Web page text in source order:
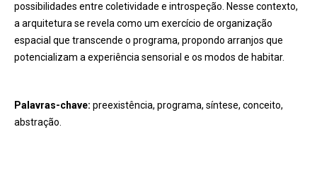
possibilidades entre coletividade e introspeção. Nesse contexto,
a arquitetura se revela como um exercício de organização
espacial que transcende o programa, propondo arranjos que
potencializam a experiência sensorial e os modos de habitar.
Palavras-chave: preexistência, programa, síntese, conceito,
abstração.